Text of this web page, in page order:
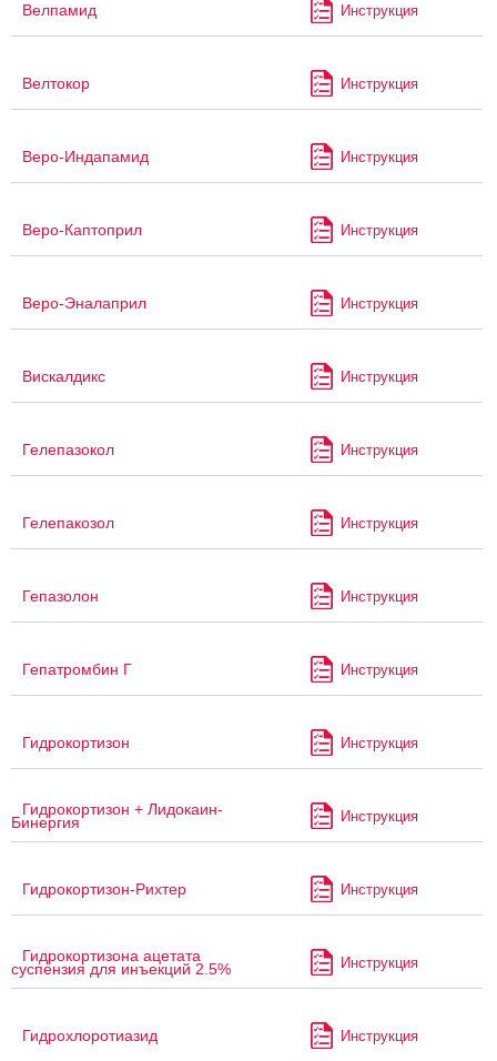
Велпамид Инструкция
Велтокор Инструкция
Веро-Индапамид Инструкция
Веро-Каптоприл Инструкция
Веро-Эналаприл Инструкция
Вискалдикс Инструкция
Гелепазокол Инструкция
Гелепакозол Инструкция
Гепазолон Инструкция
Гепатромбин Г Инструкция
Гидрокортизон Инструкция
Гидрокортизон + Лидокаин-
Бинергия Инструкция
Гидрокортизон-Рихтер Инструкция
Гидрокортизона ацетата
суспензия для инъекций 2.5% Инструкция
Гидрохлоротиазид Инструкция